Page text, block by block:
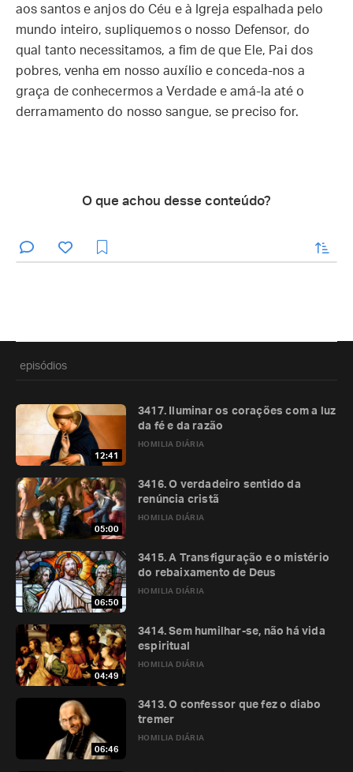
aos santos e anjos do Céu e à Igreja espalhada pelo
mundo inteiro, supliquemos o nosso Defensor, do
qual tanto necessitamos, a fim de que Ele, Pai dos
pobres, venha em nosso auxílio e conceda-nos a
graça de conhecermos a Verdade e amá-la até o
derramamento do nosso sangue, se preciso for.
O que achou desse conteúdo?
enviar
episódios
12:41
HOMILIA DIÁRIA
3417. Iluminar os corações com a luz
da fé e da razão
05:00
HOMILIA DIÁRIA
3416. O verdadeiro sentido da
renúncia cristã
06:50
HOMILIA DIÁRIA
3415. A Transfiguração e o mistério
do rebaixamento de Deus
04:49
HOMILIA DIÁRIA
3414. Sem humilhar-se, não há vida
espiritual
06:46
HOMILIA DIÁRIA
3413. O confessor que fez o diabo
tremer